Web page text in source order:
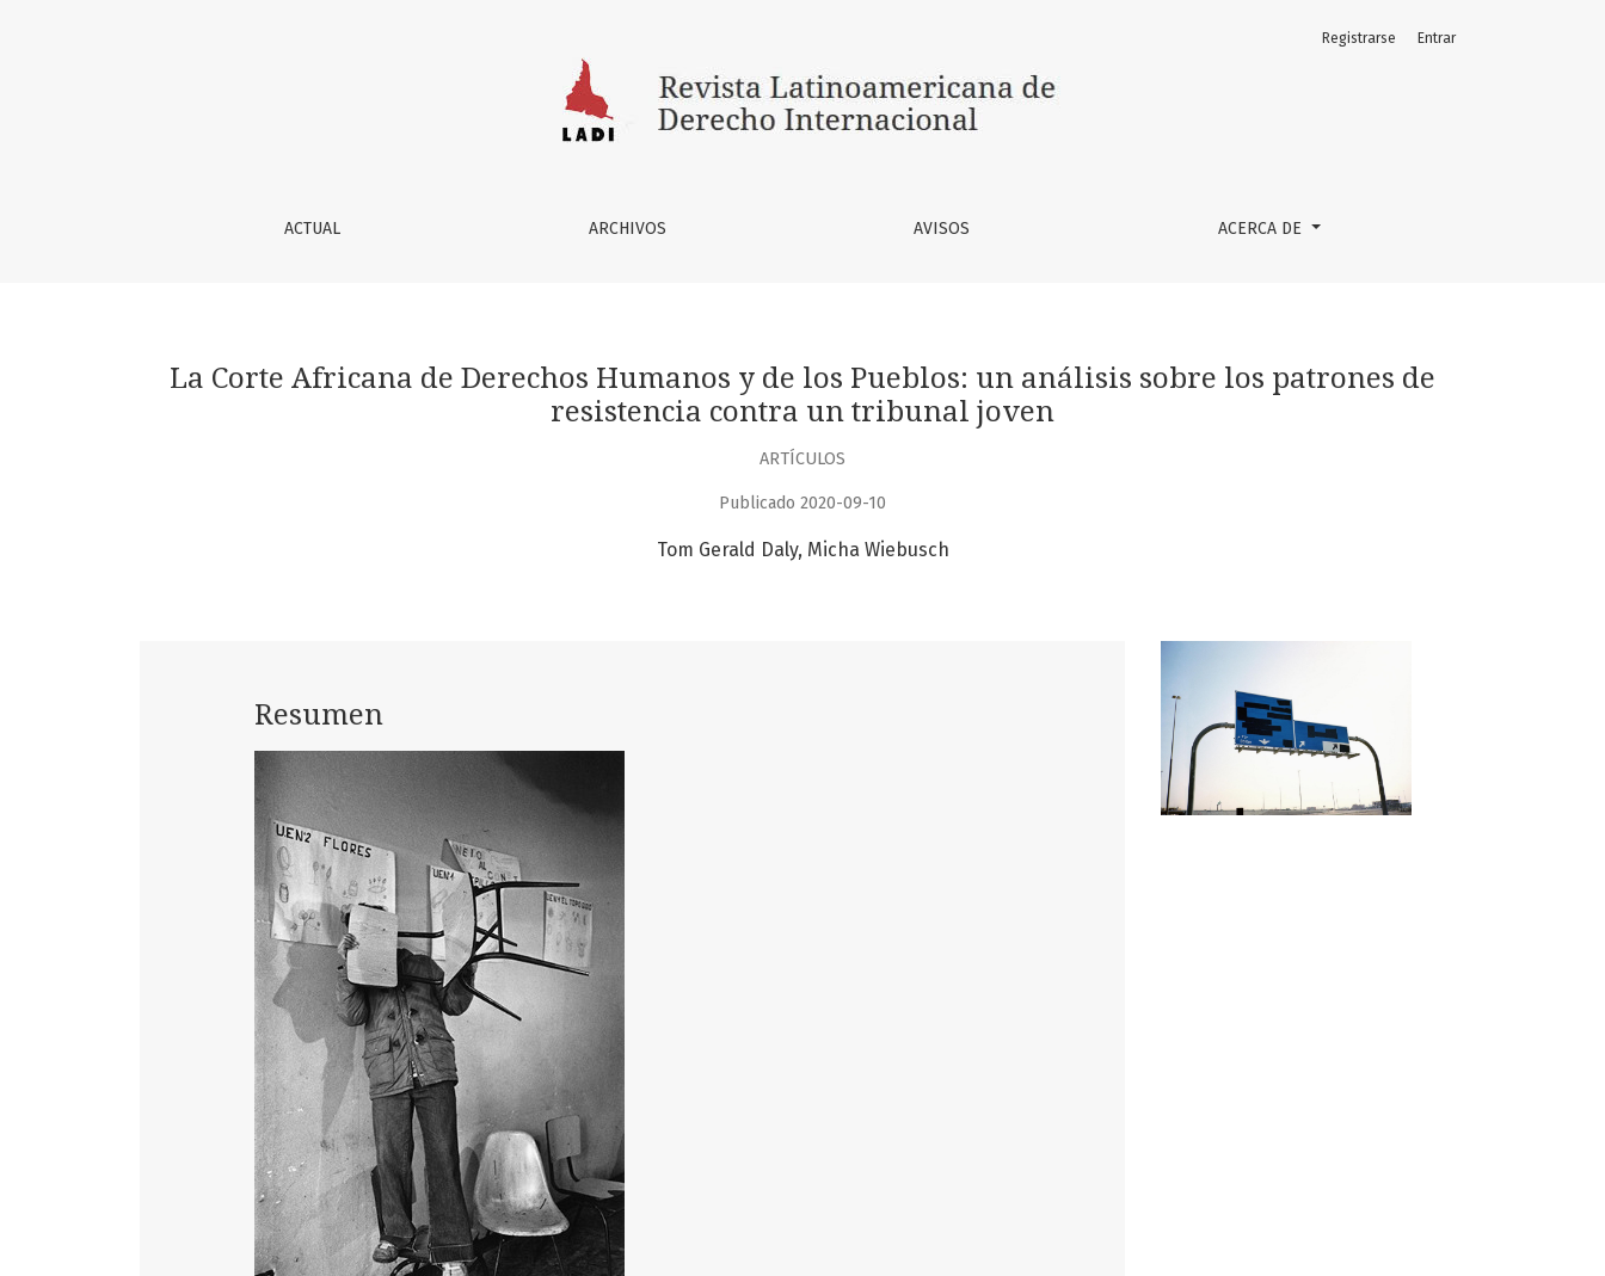
ACTUAL ARCHIVOS AVISOS ACERCA DE
Registrarse Entrar
La Corte Africana de Derechos Humanos y de los Pueblos: un análisis sobre los patrones de
resistencia contra un tribunal joven
ARTÍCULOS
Publicado 2020-09-10
Tom Gerald Daly Micha Wiebusch
Resumen